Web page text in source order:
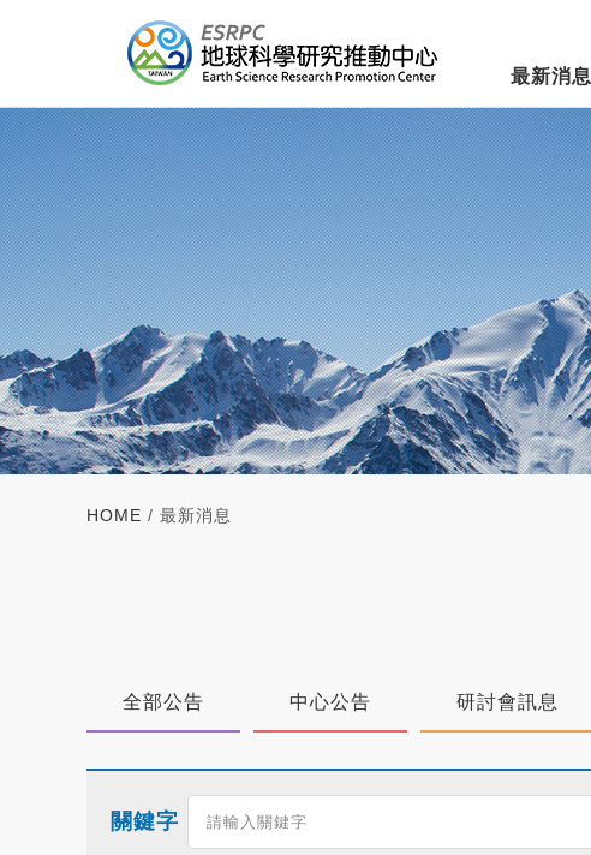
最新消息
HOME / 最新消息
全部公告 中心公告 研討會訊息
關鍵字